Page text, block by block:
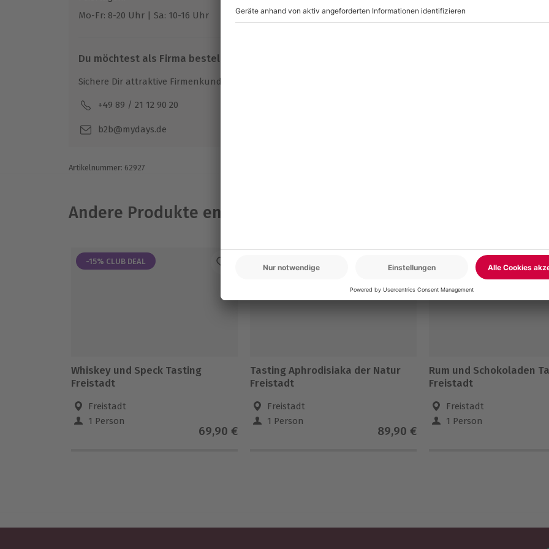
Gruppengröße: 8-16 Personen
Mo-Fr: 8-20 Uhr | Sa: 10-16 Uhr
Du möchtest als Firma bestellen?
Sichere Dir attraktive Firmenkunden Vorteile.
+49 89 / 21 12 90 20
b2b@mydays.de
Artikelnummer: 62927
Andere Produkte entdecken
-15% CLUB DEAL
Whiskey und Speck Tasting
Freistadt
Freistadt
1 Person
69,90 €
Tasting Aphrodisiaka der Natur
Freistadt
Freistadt
1 Person
89,90 €
-15% CLUB DEAL
Rum und Schokoladen
Freistadt
Freistadt
1 Person